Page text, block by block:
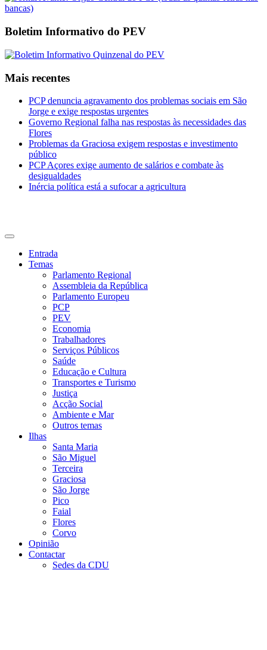
Boletim Informativo do PEV
Mais recentes
PCP denuncia agravamento dos problemas sociais em São
Jorge e exige respostas urgentes
Governo Regional falha nas respostas às necessidades das
Flores
Problemas da Graciosa exigem respostas e investimento
público
PCP Açores exige aumento de salários e combate às
desigualdades
Inércia política está a sufocar a agricultura
Entrada
Temas
Parlamento Regional
Assembleia da República
Parlamento Europeu
PCP
PEV
Economia
Trabalhadores
Serviços Públicos
Saúde
Educação e Cultura
Transportes e Turismo
Justiça
Acção Social
Ambiente e Mar
Outros temas
Ilhas
Santa Maria
São Miguel
Terceira
Graciosa
São Jorge
Pico
Faial
Flores
Corvo
Opinião
Contactar
Sedes da CDU